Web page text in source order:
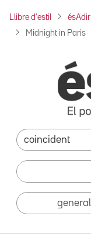
Llibre d'estil ésAdir
Midnight in Paris
general